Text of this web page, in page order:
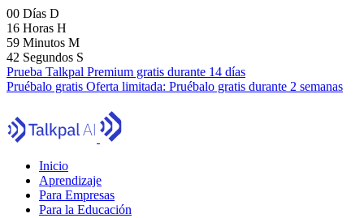
00 Días D
16 Horas H
59 Minutos M
41 Segundos S
Prueba Talkpal Premium gratis durante 14 días
Pruébalo gratis Oferta limitada: Pruébalo gratis durante 2 semanas
Inicio
Aprendizaje
Para Empresas
Para la Educación